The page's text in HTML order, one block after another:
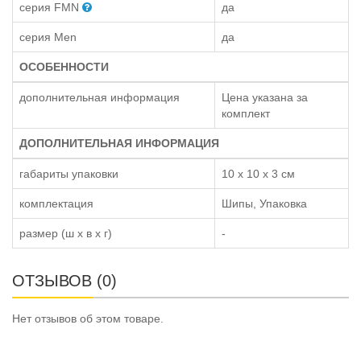
серия FMN да
серия Men да
ОСОБЕННОСТИ
дополнительная информация
Цена указана за
комплект
ДОПОЛНИТЕЛЬНАЯ ИНФОРМАЦИЯ
габариты упаковки 10 x 10 x 3 см
комплектация Шипы, Упаковка
размер (ш x в x г) -
ОТЗЫВОВ (0)
Нет отзывов об этом товаре.